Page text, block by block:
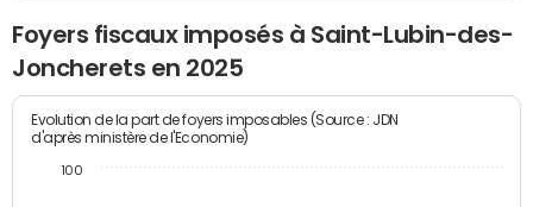
Foyers fiscaux imposés à Saint-Lubin-des-
Joncherets en 2025
Evolution de la part de foyers imposables (Source : JDN
d'après ministère de l'Economie)
100